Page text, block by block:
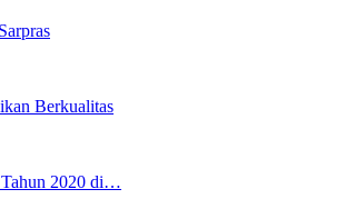
Berkualitas
2020 di…